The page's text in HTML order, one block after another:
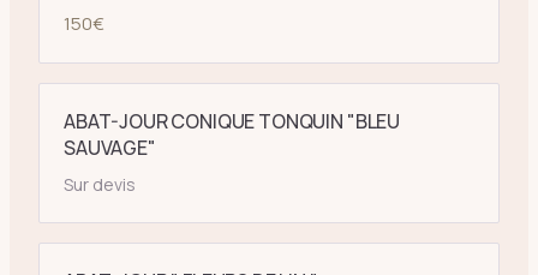
150€
ABAT-JOUR CONIQUE TONQUIN "BLEU
SAUVAGE"
Sur devis